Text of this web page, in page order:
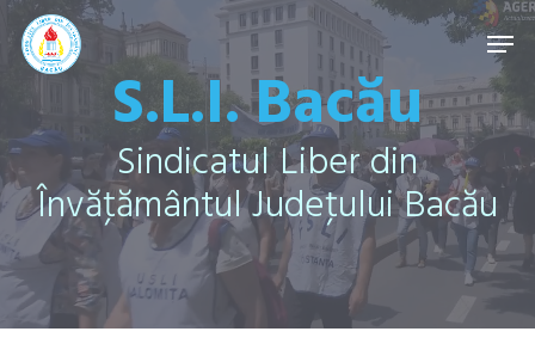
Skip
content
S.L.I. Bacău
Sindicatul Liber din
Învăţământul Judeţului Bacău
Close
Menu